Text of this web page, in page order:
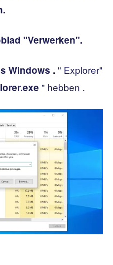
"Verwerken".
Windows . " Explorer"
" hebben .